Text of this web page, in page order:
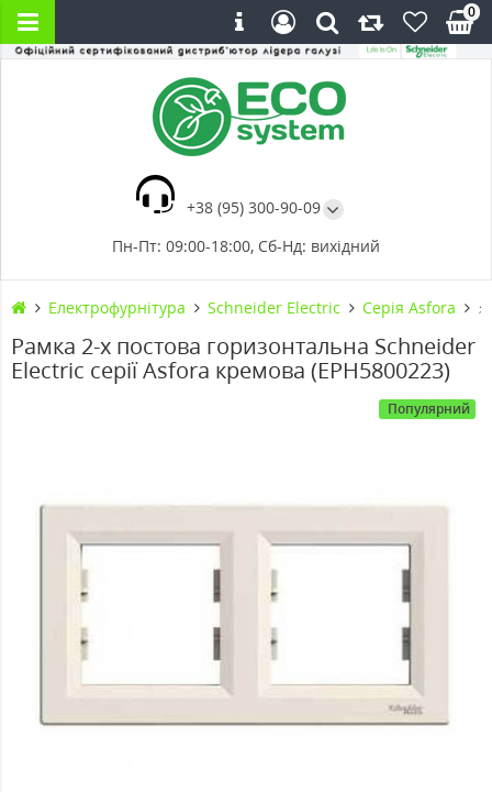
+38 (95) 300-90-09
Пн-Пт: 09:00-18:00, Сб-Нд: вихідний
0
Електрофурнітура Schneider Electric Cерія Asfora
Рамка 2-х постова горизонтальна Schneider
Electric серії Asfora кремова (EPH5800223)
Популярний